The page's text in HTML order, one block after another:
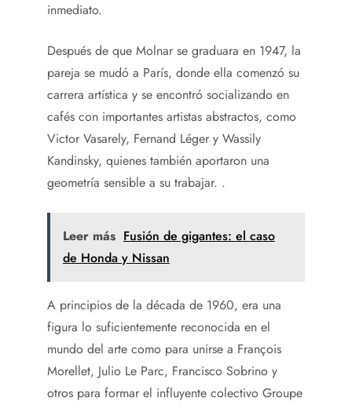
inmediato.
Después de que Molnar se graduara en 1947, la
pareja se mudó a París, donde ella comenzó su
carrera artística y se encontró socializando en
cafés con importantes artistas abstractos, como
Victor Vasarely, Fernand Léger y Wassily
Kandinsky, quienes también aportaron una
geometría sensible a su trabajar. .
Leer más Fusión de gigantes: el caso
de Honda y Nissan
A principios de la década de 1960, era una
figura lo suficientemente reconocida en el
mundo del arte como para unirse a François
Morellet, Julio Le Parc, Francisco Sobrino y
otros para formar el influyente colectivo Groupe